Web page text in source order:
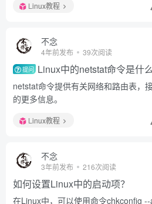
Linux教程
不念
4年前发布 39次阅读
提问 Linux中的netstat命令是什么
netstat命令提供有关网络和路由表，
的更多信息。
Linux教程
不念
3年前发布 216次阅读
如何设置Linux中的启动项？
在Linux中，可以使用命令chkconfig